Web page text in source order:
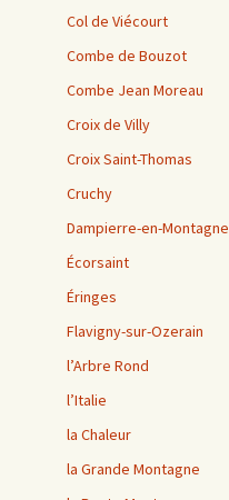
Col de Viécourt
Combe de Bouzot
Combe Jean Moreau
Croix de Villy
Croix Saint-Thomas
Cruchy
Dampierre-en-Montagne
Écorsaint
Éringes
Flavigny-sur-Ozerain
l’Arbre Rond
l’Italie
la Chaleur
la Grande Montagne